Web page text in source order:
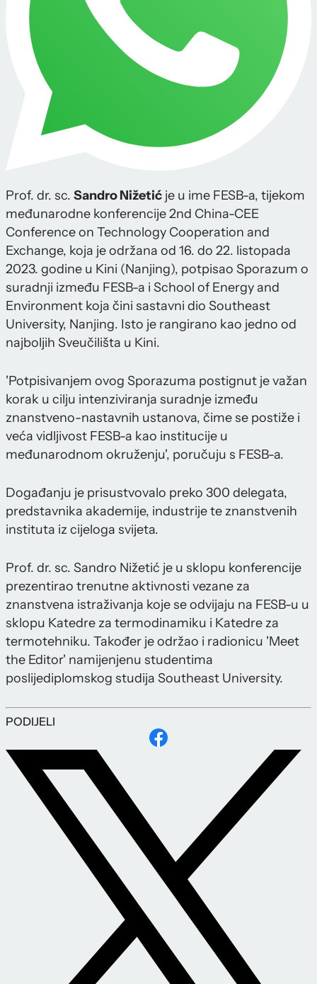
Prof. dr. sc. Sandro Nižetić je u ime FESB-a, tijekom
međunarodne konferencije 2nd China-CEE
Conference on Technology Cooperation and
Exchange, koja je održana od 16. do 22. listopada
2023. godine u Kini (Nanjing), potpisao Sporazum o
suradnji između FESB-a i School of Energy and
Environment koja čini sastavni dio Southeast
University, Nanjing. Isto je rangirano kao jedno od
najboljih Sveučilišta u Kini.
'Potpisivanjem ovog Sporazuma postignut je važan
korak u cilju intenziviranja suradnje između
znanstveno-nastavnih ustanova, čime se postiže i
veća vidljivost FESB-a kao institucije u
međunarodnom okruženju', poručuju s FESB-a.
Događanju je prisustvovalo preko 300 delegata,
predstavnika akademije, industrije te znanstvenih
instituta iz cijeloga svijeta.
Prof. dr. sc. Sandro Nižetić je u sklopu konferencije
prezentirao trenutne aktivnosti vezane za
znanstvena istraživanja koje se odvijaju na FESB-u u
sklopu Katedre za termodinamiku i Katedre za
termotehniku. Također je održao i radionicu 'Meet
the Editor' namijenjenu studentima
poslijediplomskog studija Southeast University.
PODIJELI